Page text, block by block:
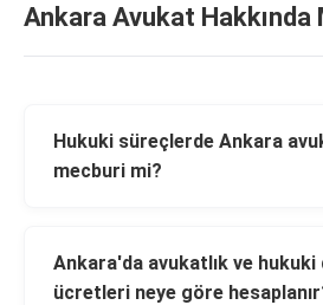
Ankara Avukat Hakkında
Hukuki süreçlerde Ankara
mecburi mi?
Ankara'da avukatlık ve hukuki
ücretleri neye göre